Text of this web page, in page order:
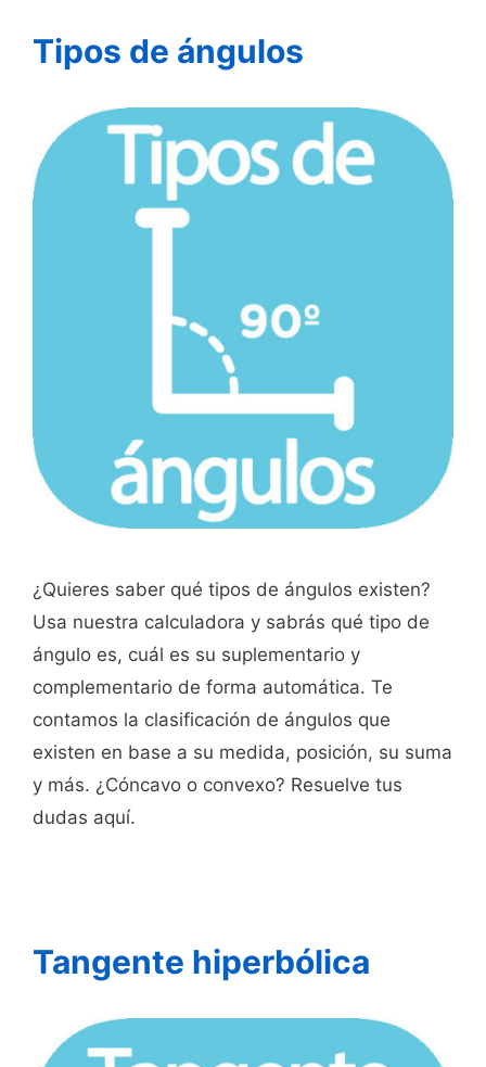
Tipos de ángulos
¿Quieres saber qué tipos de ángulos existen?
Usa nuestra calculadora y sabrás qué tipo de
ángulo es, cuál es su suplementario y
complementario de forma automática. Te
contamos la clasificación de ángulos que
existen en base a su medida, posición, su suma
y más. ¿Cóncavo o convexo? Resuelve tus
dudas aquí.
Tangente hiperbólica